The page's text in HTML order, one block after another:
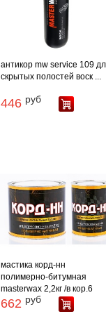
антикор mw service 109
скрытых полостей воск ...
446 руб
мастика корд-нн
полимерно-битумная
masterwax 2,2кг /в кор.6
662 руб